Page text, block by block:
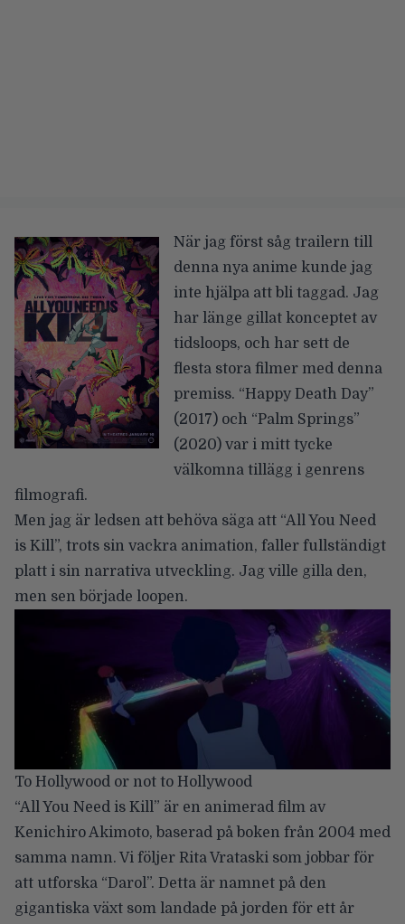
När jag först såg trailern till
denna nya anime kunde jag
inte hjälpa att bli taggad. Jag
har länge gillat konceptet av
tidsloops, och har sett de
flesta stora filmer med denna
premiss. “Happy Death Day”
(2017) och “Palm Springs”
(2020) var i mitt tycke
välkomna tillägg i genrens
filmografi.
Men jag är ledsen att behöva säga att “All You Need
is Kill”, trots sin vackra animation, faller fullständigt
platt i sin narrativa utveckling. Jag ville gilla den,
men sen började loopen.
To Hollywood or not to Hollywood
“All You Need is Kill” är en animerad film av
Kenichiro Akimoto, baserad på boken från 2004 med
samma namn. Vi följer Rita Vrataski som jobbar för
att utforska “Darol”. Detta är namnet på den
gigantiska växt som landade på jorden för ett år